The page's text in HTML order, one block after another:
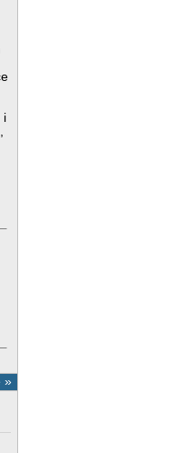
i
»